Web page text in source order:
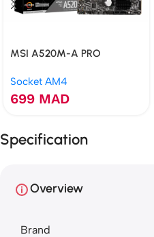
MSI A520M-A PRO
Socket AM4
699 MAD
Specification
Overview
Brand